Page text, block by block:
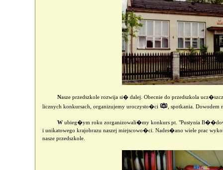
Nasze przedszkole rozwija si� dalej. Obecnie do przedszkola
licznych konkursach, organizujemy uroczysto�ci
, spotkania.
W ubieg�ym roku zorganizowali�my konkurs pt. "Pustynia
i unikatowego krajobrazu naszej miejscowo�ci. Nades�ano wiele prac
nasze przedszkole.